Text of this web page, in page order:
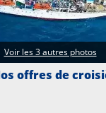
Rechercher
offres de
Voir les 3 autres photos